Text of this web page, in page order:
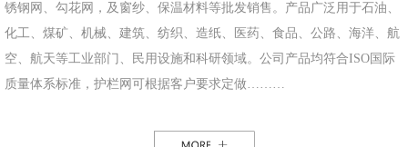
锈钢网、勾花网，及窗纱、保温材料等批发销售。产品广泛用于石油、
化工、煤矿、机械、建筑、纺织、造纸、医药、食品、公路、海洋、航
空、航天等工业部门、民用设施和科研领域。公司产品均符合ISO国际
质量体系标准，护栏网可根据客户要求定做………